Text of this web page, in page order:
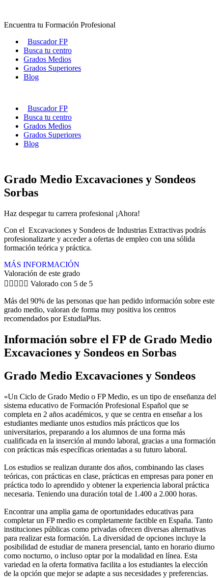
contenido
Encuentra tu Formación Profesional
Buscador FP
Busca tu centro
Grados Medios
Grados Superiores
Blog
Buscador FP
Busca tu centro
Grados Medios
Grados Superiores
Blog
Grado Medio Excavaciones y Sondeos
Sorbas
Haz despegar tu carrera profesional ¡Ahora!
Con el Excavaciones y Sondeos de Industrias Extractivas podrás
profesionalizarte y acceder a ofertas de empleo con una sólida
formación teórica y práctica.
MÁS INFORMACIÓN
Valoración de este grado
     Valorado con 5 de 5
Más del 90% de las personas que han pedido información sobre este
grado medio, valoran de forma muy positiva los centros
recomendados por EstudiaPlus.
Información sobre el FP de Grado Medio
Excavaciones y Sondeos en Sorbas
Grado Medio Excavaciones y Sondeos
«Un Ciclo de Grado Medio o FP Medio, es un tipo de enseñanza del
sistema educativo de Formación Profesional Español que se
completa en 2 años académicos, y que se centra en enseñar a los
estudiantes mediante unos estudios más prácticos que los
universitarios, preparando a los alumnos de una forma más
cualificada en la inserción al mundo laboral, gracias a una formación
con prácticas más específicas orientadas a su futuro laboral.
Los estudios se realizan durante dos años, combinando las clases
teóricas, con prácticas en clase, prácticas en empresas para poner en
práctica todo lo aprendido y obtener la experiencia laboral práctica
necesaria. Teniendo una duración total de 1.400 a 2.000 horas.
Encontrar una amplia gama de oportunidades educativas para
completar un FP medio es completamente factible en España. Tanto
instituciones públicas como privadas ofrecen diversas alternativas
para realizar esta formación. La diversidad de opciones incluye la
posibilidad de estudiar de manera presencial, tanto en horario diurno
como nocturno, o incluso optar por la modalidad en línea. Esta
variedad en la oferta formativa facilita a los estudiantes la elección
de la opción que mejor se adapte a sus necesidades y preferencias.